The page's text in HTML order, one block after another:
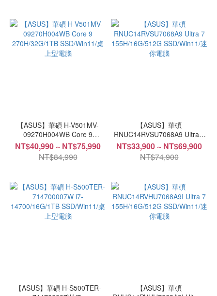
【ASUS】華碩 H-V501MV-
09270H004WB Core 9
270H/32G/1TB SSD/Win11/桌
上型電腦
NT$40,990 ~ NT$75,990
NT$84,990
【ASUS】華碩
RNUC14RVSU7068A9 Ultra 7
155H/16G/512G SSD/Win11/迷
你電腦
NT$33,900 ~ NT$69,900
NT$74,900
【ASUS】華碩 H-S500TER-
【ASUS】華碩